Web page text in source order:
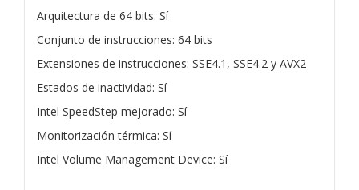
Arquitectura de 64 bits: Sí
Conjunto de instrucciones: 64 bits
Extensiones de instrucciones: SSE4.1, SSE4.2 y AVX2
Estados de inactividad: Sí
Intel SpeedStep mejorado: Sí
Monitorización térmica: Sí
Intel Volume Management Device: Sí